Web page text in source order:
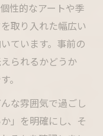
性的なアートや季
取り入れた幅広い
ています。事前の
られるかどうか
。
な雰囲気で過ごし
」を明確にし、そ